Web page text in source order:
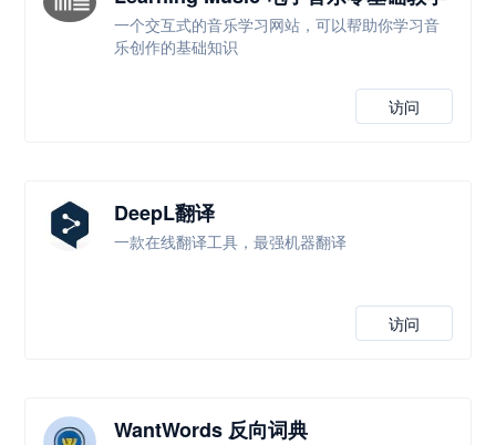
一个交互式的音乐学习网站，可以帮助你学习音
乐创作的基础知识
访问
DeepL翻译
一款在线翻译工具，最强机器翻译
访问
WantWords 反向词典